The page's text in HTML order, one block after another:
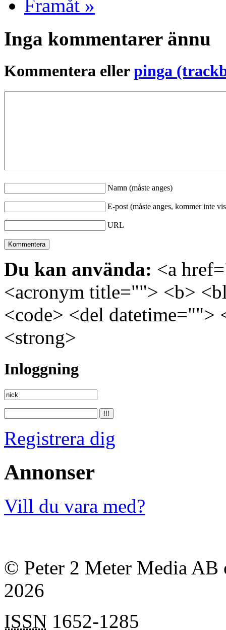
Framåt »
Inga kommentarer ännu
Kommentera ellerpinga
Namn (måste anges)
E-post (måste anges, kommer inte
URL
Du kan använda: <a
<acronym title=""> <b>
<code> <del
<strong>
Inloggning
Registrera dig
Annonser
Vill du vara med?
© Peter 2 Meter Media AB
2026
ISSN 1652-1285